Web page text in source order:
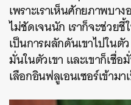
เพราะเราเห็นศักยภาพบา
ไม่ชัดเจนนัก เราก็จะช่วยชี้
เป็นการผลักดันเขาไปในตั
มั่นในตัวเขา และเขาก็เชื่
เลือกอินฟลูเอนเซอร์เข้าม